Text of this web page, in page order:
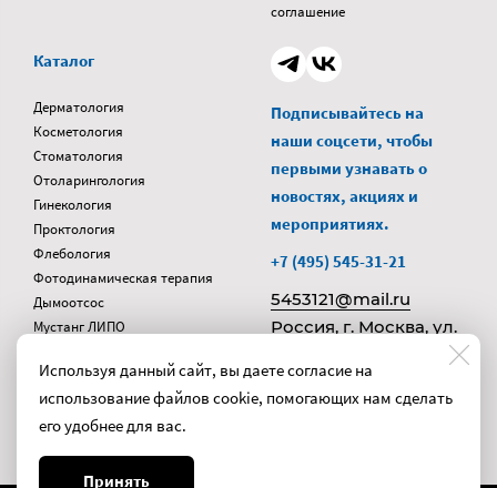
соглашение
Каталог
Дерматология
Косметология
Стоматология
Отоларингология
Гинекология
Проктология
Флебология
Фотодинамическая терапия
Дымоотсос
Мустанг ЛИПО
Подписывайтесь на
наши соцсети, чтобы
первыми узнавать о
новостях, акциях и
мероприятиях.
+7 (495) 545-31-21
5453121@mail.ru
Россия, г. Москва, ул.
стр. 2
Используя данный сайт, вы даете согласие на
использование файлов cookie, помогающих нам сделать
его удобнее для вас.
Принять